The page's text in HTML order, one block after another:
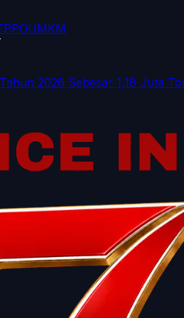
UMKM
2026 Sebesar 1,18 Juta